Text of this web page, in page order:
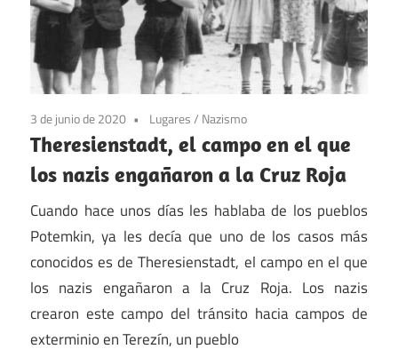
3 de junio de 2020 Lugares/ Nazismo
Theresienstadt, el campo en el que
los nazis engañaron a la Cruz Roja
Cuando hace unos días les hablaba de los pueblos
Potemkin, ya les decía que uno de los casos más
conocidos es de Theresienstadt, el campo en el que
los nazis engañaron a la Cruz Roja. Los nazis
crearon este campo del tránsito hacia campos de
exterminio en Terezín, un pueblo